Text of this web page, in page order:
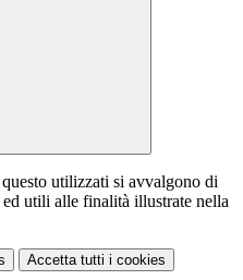
utilizzati si avvalgono di
utili alle finalità illustrate nella
Accetta tutti i cookies